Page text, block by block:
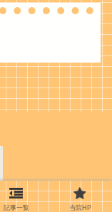
ン動物病院.
記事一覧 当院HP